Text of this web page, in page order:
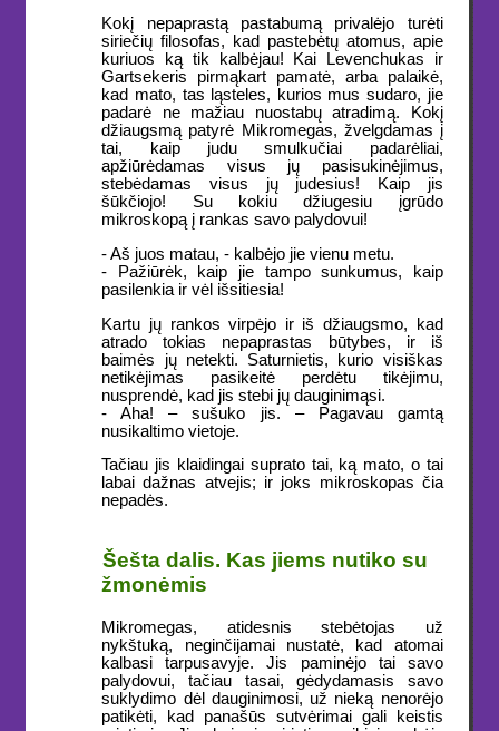
Kokį nepaprastą pastabumą privalėjo turėti
siriečių filosofas, kad pastebėtų atomus, apie
kuriuos ką tik kalbėjau! Kai Levenchukas ir
Gartsekeris pirmąkart pamatė, arba palaikė,
kad mato, tas ląsteles, kurios mus sudaro, jie
padarė ne mažiau nuostabų atradimą. Kokį
džiaugsmą patyrė Mikromegas, žvelgdamas į
tai, kaip judu smulkučiai padarėliai,
apžiūrėdamas visus jų pasisukinėjimus,
stebėdamas visus jų judesius! Kaip jis
šūkčiojo! Su kokiu džiugesiu įgrūdo
mikroskopą į rankas savo palydovui!
- Aš juos matau, - kalbėjo jie vienu metu.
- Pažiūrėk, kaip jie tampo sunkumus, kaip
pasilenkia ir vėl išsitiesia!
Kartu jų rankos virpėjo ir iš džiaugsmo, kad
atrado tokias nepaprastas būtybes, ir iš
baimės jų netekti. Saturnietis, kurio visiškas
netikėjimas pasikeitė perdėtu tikėjimu,
nusprendė, kad jis stebi jų dauginimąsi.
- Aha! – sušuko jis. – Pagavau gamtą
nusikaltimo vietoje.
Tačiau jis klaidingai suprato tai, ką mato, o tai
labai dažnas atvejis; ir joks mikroskopas čia
nepadės.
Šešta dalis. Kas jiems nutiko su
žmonėmis
Mikromegas, atidesnis stebėtojas už
nykštuką, neginčijamai nustatė, kad atomai
kalbasi tarpusavyje. Jis paminėjo tai savo
palydovui, tačiau tasai, gėdydamasis savo
suklydimo dėl dauginimosi, už nieką nenorėjo
patikėti, kad panašūs sutvėrimai gali keistis